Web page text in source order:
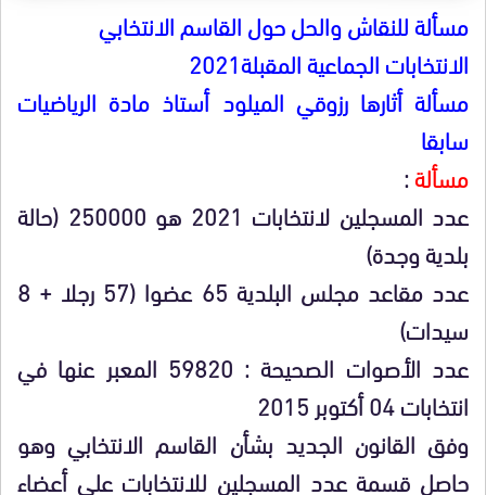
مسألة للنقاش والحل حول القاسم الانتخابي
الانتخابات الجماعية المقبلة2021
مسألة أثارها رزوقي الميلود أستاذ مادة الرياضيات
سابقا
مسألة:
عدد المسجلين لانتخابات 2021 هو 250000 (حالة
بلدية وجدة)
عدد مقاعد مجلس البلدية 65 عضوا (57 رجلا + 8
سيدات)
عدد الأصوات الصحيحة : 59820 المعبر عنها في
انتخابات 04 أكتوبر 2015
وفق القانون الجديد بشأن القاسم الانتخابي وهو
حاصل قسمة عدد المسجلين للانتخابات على أعضاء